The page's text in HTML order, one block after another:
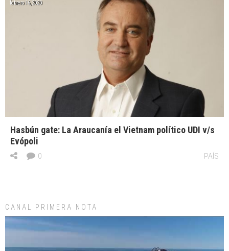
febrero 16, 2020
Hasbún gate: La Araucanía el Vietnam político UDI v/s
Evópoli
PAÍS
0
CANAL PRIMERA NOTA